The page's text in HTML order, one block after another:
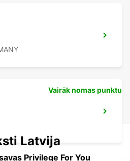
Vairāk nomas punktu
Latvija
Privilege For You